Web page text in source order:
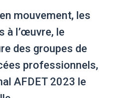
mouvement, les
à l’œuvre, le
des groupes de
professionnels,
AFDET 2023 le